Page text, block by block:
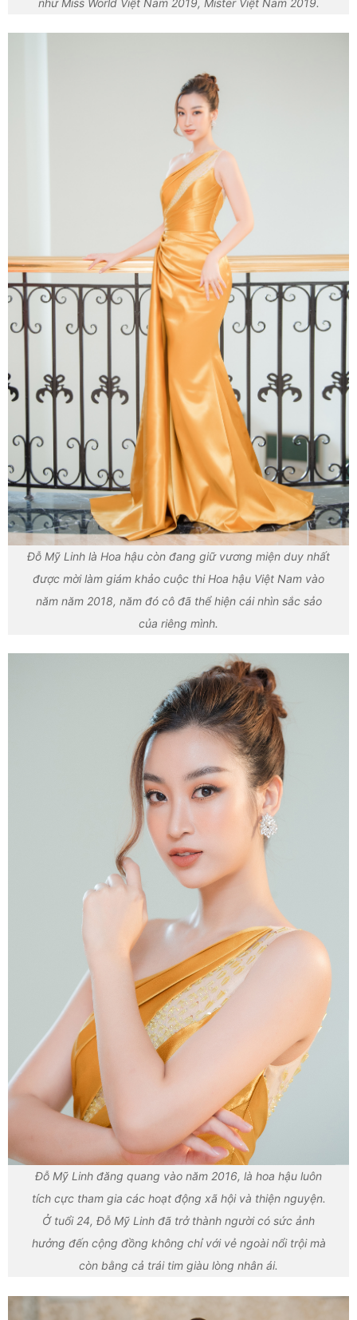
Đỗ Mỹ Linh là Hoa hậu còn đang giữ vương miện duy nhất
được mời làm giám khảo cuộc thi Hoa hậu Việt Nam vào
năm năm 2018, năm đó cô đã thể hiện cái nhìn sắc sảo
của riêng mình.
Đỗ Mỹ Linh đăng quang vào năm 2016, là hoa hậu luôn
tích cực tham gia các hoạt động xã hội và thiện nguyện.
Ở tuổi 24, Đỗ Mỹ Linh đã trở thành người có sức ảnh
hưởng đến cộng đồng không chỉ với vẻ ngoài nổi trội mà
còn bằng cả trái tim giàu lòng nhân ái.